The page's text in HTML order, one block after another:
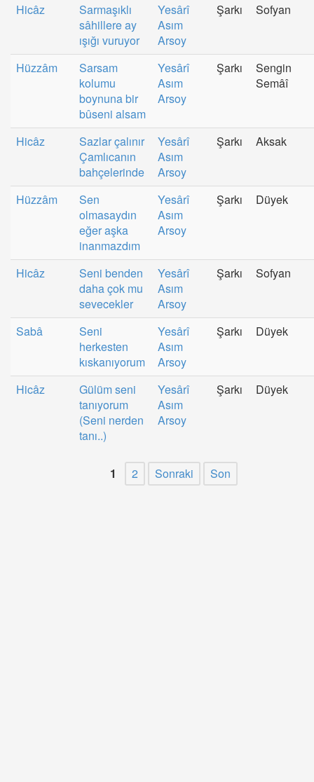
Hicâz
Sarmaşıklı
sâhillere ay
ışığı vuruyor
Yesârî
Asım
Arsoy
Şarkı Sofyan
Hüzzâm
Sarsam
kolumu
boynuna bir
bûseni alsam
Yesârî
Asım
Arsoy
Şarkı
Sengin
Semâî
Hicâz
Sazlar çalınır
Çamlıcanın
bahçelerinde
Yesârî
Asım
Arsoy
Şarkı Aksak
Hüzzâm
Sen
olmasaydın
eğer aşka
inanmazdım
Yesârî
Asım
Arsoy
Şarkı Düyek
Hicâz
Seni benden
daha çok mu
sevecekler
Yesârî
Asım
Arsoy
Şarkı Sofyan
Sabâ
Seni
herkesten
kıskanıyorum
Yesârî
Asım
Arsoy
Şarkı Düyek
Hicâz
Gülüm seni
tanıyorum
(Seni nerden
tanı..)
Yesârî
Asım
Arsoy
Şarkı Düyek
1 2 Sonraki Son